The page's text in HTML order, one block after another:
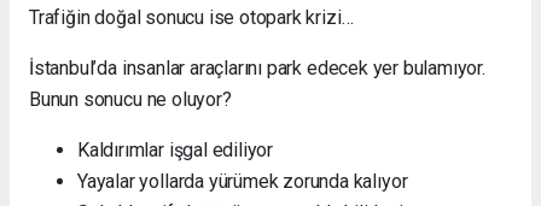
Trafiğin doğal sonucu ise otopark krizi…
İstanbul’da insanlar araçlarını park edecek yer bulamıyor.
Bunun sonucu ne oluyor?
Kaldırımlar işgal ediliyor
Yayalar yollarda yürümek zorunda kalıyor